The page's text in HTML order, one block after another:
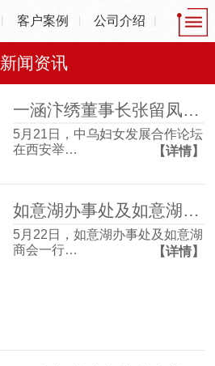
客户案例 公司介绍
新闻资讯
一涵汴绣董事长张留凤出席中乌妇女发展合作论坛，共话非遗产业发展新机遇
5月21日，中乌妇女发展合作论坛
在西安举…
【详情】
如意湖办事处及如意湖商会一行走进一涵刺绣博物馆 沉浸式感受非遗魅力
5月22日，如意湖办事处及如意湖
商会一行…
【详情】